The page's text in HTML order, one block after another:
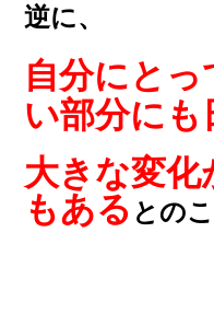
逆に、
自分にと
い部分にも
大きな変化
もある とのこ